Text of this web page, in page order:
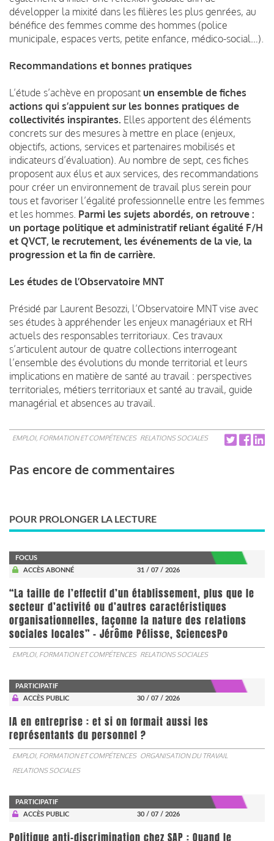
développer la mixité dans les filières les plus genrées, au
bénéfice des femmes comme des hommes (police
municipale, espaces verts, petite enfance, médico-social…).
Recommandations et bonnes pratiques
L’étude s’achève en proposant un ensemble de fiches
actions qui s’appuient sur les bonnes pratiques de
collectivités inspirantes. Elles apportent des éléments
concrets sur des mesures à mettre en place (enjeux,
objectifs, actions, services et partenaires mobilisés et
indicateurs d’évaluation). Au nombre de sept, ces fiches
proposent aux élus et aux services, des recommandations
pour créer un environnement de travail plus serein pour
tous et favoriser l’égalité professionnelle entre les femmes
et les hommes. Parmi les sujets abordés, on retrouve :
un portage politique et administratif reliant égalité F/H
et QVCT, le recrutement, les événements de la vie, la
progression et la fin de carrière.
Les études de l’Observatoire MNT
Présidé par Laurent Besozzi, l’Observatoire MNT vise avec
ses études à appréhender les enjeux managériaux et RH
actuels des responsables territoriaux. Ces travaux
s’articulent autour de quatre collections interrogeant
l’ensemble des évolutions du monde territorial et leurs
implications en matière de santé au travail : perspectives
territoriales, métiers territoriaux et santé au travail, guide
managérial et absences au travail.
EMPLOI, FORMATION ET COMPÉTENCES RELATIONS SOCIALES
Pas encore de commentaires
POUR PROLONGER LA LECTURE
FOCUS
ACCÈS ABONNÉ
31 / 07 / 2026
“La taille de l’effectif d’un établissement, plus que le
secteur d’activité ou d’autres caractéristiques
organisationnelles, façonne la nature des relations
sociales locales” - Jérôme Pélisse, SciencesPo
EMPLOI, FORMATION ET COMPÉTENCES RELATIONS SOCIALES
PARTICIPATIF
ACCÈS PUBLIC
30 / 07 / 2026
IA en entreprise : et si on formait aussi les
représentants du personnel ?
EMPLOI, FORMATION ET COMPÉTENCES ORGANISATION DU TRAVAIL
RELATIONS SOCIALES
PARTICIPATIF
ACCÈS PUBLIC
30 / 07 / 2026
Politique anti-discrimination chez SAP : Quand le